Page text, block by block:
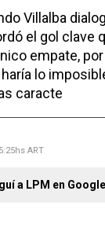
Villalba
el gol clave
empate,
lo
caracte
ART
a LPM en